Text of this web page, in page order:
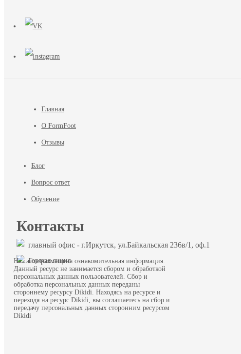
Главная
О FormFoot
Отзывы
Блог
Вопрос ответ
Обучение
Контакты
главный офис - г.Иркутск, ул.Байкальская 236в/1, оф.1
Горячая линия
На сайте размещена ознакомительная информация.
Данный ресурс не занимается сбором и обработкой
персональных данных пользователей. Сбор и
обработка персональных данных переданы
стороннему ресурсу Dikidi. Находясь на ресурсе и
переходя на ресурс Dikidi, вы соглашаетесь на сбор и
передачу персональных данных сторонним ресурсом
Dikidi